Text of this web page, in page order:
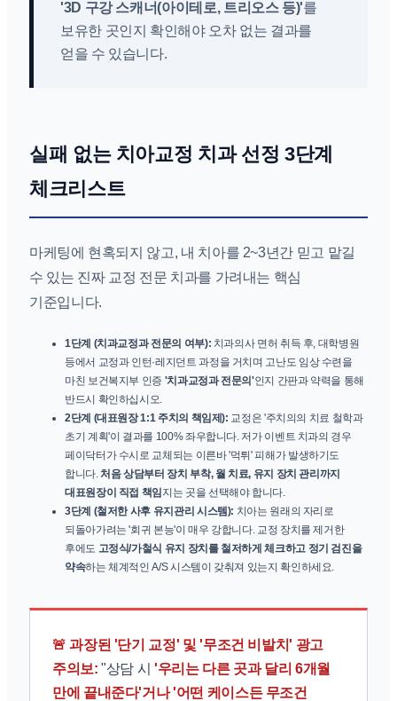
'3D 구강 스캐너(아이테로, 트리오스 등)'를
보유한 곳인지 확인해야 오차 없는 결과를
얻을 수 있습니다.
실패 없는 치아교정 치과 선정 3단계
체크리스트
마케팅에 현혹되지 않고, 내 치아를 2~3년간 믿고 맡길
수 있는 진짜 교정 전문 치과를 가려내는 핵심
기준입니다.
1단계 (치과교정과 전문의 여부): 치과의사 면허 취득 후, 대학병원
등에서 교정과 인턴·레지던트 과정을 거치며 고난도 임상 수련을
마친 보건복지부 인증 '치과교정과 전문의'인지 간판과 약력을 통해
반드시 확인하십시오.
2단계 (대표원장 1:1 주치의 책임제): 교정은 '주치의의 치료 철학과
초기 계획'이 결과를 100% 좌우합니다. 저가 이벤트 치과의 경우
페이닥터가 수시로 교체되는 이른바 '먹튀' 피해가 발생하기도
합니다. 처음 상담부터 장치 부착, 월 치료, 유지 장치 관리까지
대표원장이 직접 책임 지는 곳을 선택해야 합니다.
3단계 (철저한 사후 유지관리 시스템): 치아는 원래의 자리로
되돌아가려는 '회귀 본능'이 매우 강합니다. 교정 장치를 제거한
후에도 고정식/가철식 유지 장치를 철저하게 체크하고 정기 검진을
약속하는 체계적인 A/S 시스템이 갖춰져 있는지 확인하세요.
🚨 과장된 '단기 교정' 및 '무조건 비발치' 광고
주의보: "상담 시'우리는 다른 곳과 달리 6개월
만에 끝내준다'거나 '어떤 케이스든 무조건